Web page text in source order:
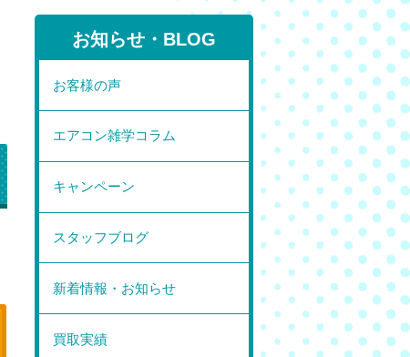
お知らせ・BLOG
お客様の声
エアコン雑学コラム
キャンペーン
スタッフブログ
新着情報・お知らせ
買取実績